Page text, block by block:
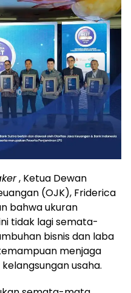
, Ketua Dewan
(OJK), Friderica
bahwa ukuran
tidak lagi semata-
bisnis dan laba
menjaga
usaha.